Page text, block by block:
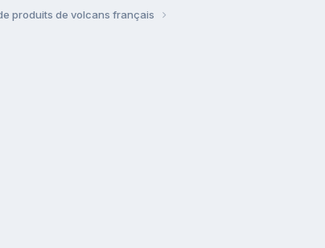
produits de volcans français